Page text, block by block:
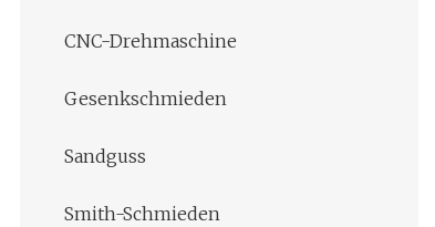
CNC-Drehmaschine
Gesenkschmieden
Sandguss
Smith-Schmieden